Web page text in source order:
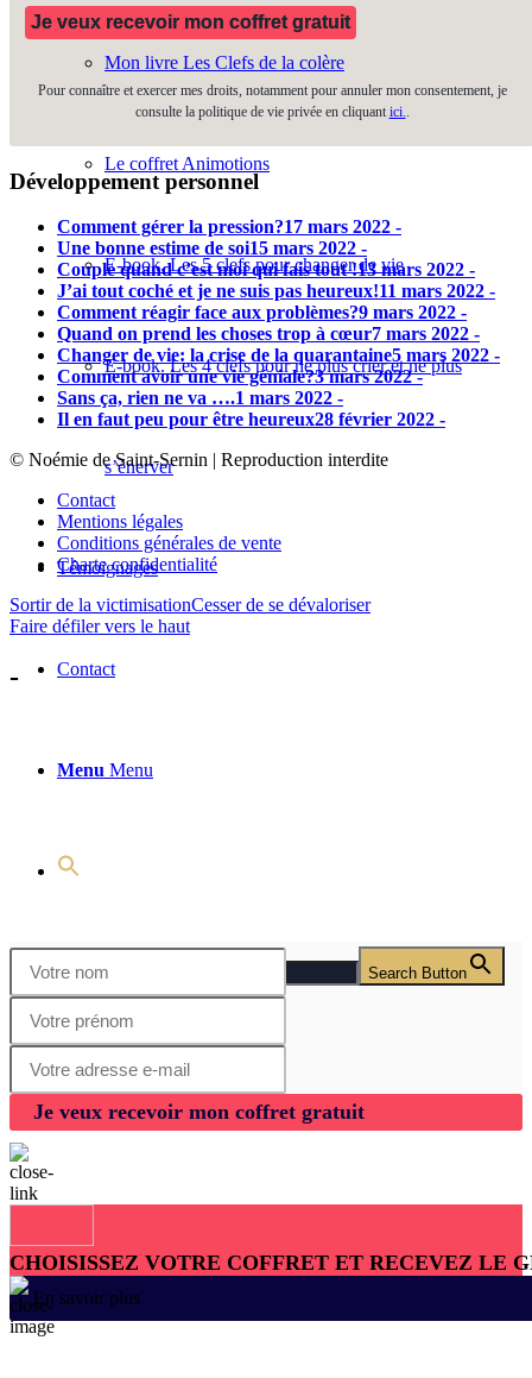
Mon livre Les Clefs de la colère
Le coffret Animotions
E-book. Les 5 clefs pour changer de vie
E-book. Les 4 clefs pour ne plus crier et ne plus
s’énerver
Témoignages
Contact
Menu Menu
Search for: Search Button
Je veux recevoir mon coffret gratuit
Pour connaître et exercer mes droits, notamment pour annuler mon consentement, je
consulte la politique de vie privée en cliquant ici..
Développement personnel
Comment gérer la pression?17 mars 2022 -
Une bonne estime de soi15 mars 2022 -
Couple quand c’est moi qui fais tout !13 mars 2022 -
J’ai tout coché et je ne suis pas heureux!11 mars 2022 -
Comment réagir face aux problèmes?9 mars 2022 -
Quand on prend les choses trop à cœur7 mars 2022 -
Changer de vie: la crise de la quarantaine5 mars 2022 -
Comment avoir une vie géniale?3 mars 2022 -
Sans ça, rien ne va ….1 mars 2022 -
Il en faut peu pour être heureux28 février 2022 -
© Noémie de Saint-Sernin | Reproduction interdite
Contact
Mentions légales
Conditions générales de vente
Charte confidentialité
Sortir de la victimisationCesser de se dévaloriser
Faire défiler vers le haut
-
Je veux recevoir mon coffret gratuit
CHOISISSEZ VOTRE COFFRET ET RECEVEZ LE
En savoir plus